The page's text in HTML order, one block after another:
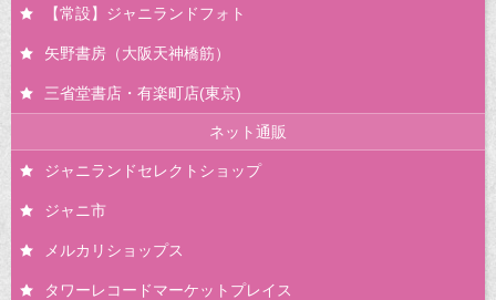
【常設】ジャニランドフォト
矢野書房（大阪天神橋筋）
三省堂書店・有楽町店(東京)
ネット通販
ジャニランドセレクトショップ
ジャニ市
メルカリショップス
タワーレコードマーケットプレイス